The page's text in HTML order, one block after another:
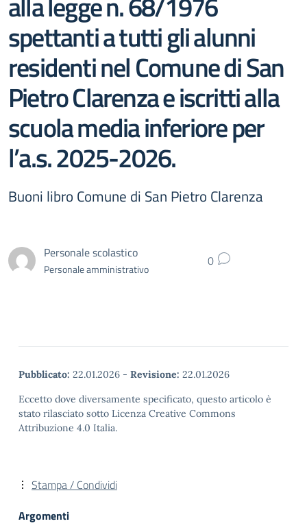
spettanti a tutti gli alunni
residenti nel Comune di San
Pietro Clarenza e iscritti alla
scuola media inferiore per
l’a.s. 2025-2026.
Buoni libro Comune di San Pietro Clarenza
Personale scolastico
Personale amministrativo 0
Pubblicato: 22.01.2026 - Revisione: 22.01.2026
Eccetto dove diversamente specificato, questo articolo è
stato rilasciato sotto Licenza Creative Commons
Attribuzione 4.0 Italia.
Stampa / Condividi
Argomenti